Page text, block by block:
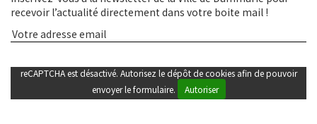
recevoir l’actualité directement dans votre boite mail !
reCAPTCHA est désactivé. Autorisez le dépôt de cookies afin de pouvoir
envoyer le formulaire.
Autoriser